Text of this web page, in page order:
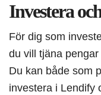
Investera
För dig som
du vill tjäna
Du kan både som
investera i Lendify